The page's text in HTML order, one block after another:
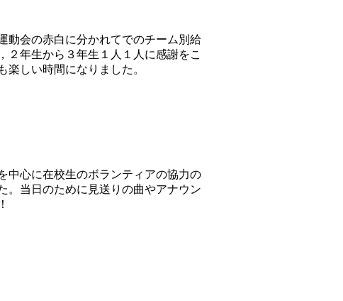
動会の赤白に分かれてでのチーム別給
年生から３年生１人１人に感謝をこ
しい時間になりました。
中心に在校生のボランティアの協力の
。当日のために見送りの曲やアナウン